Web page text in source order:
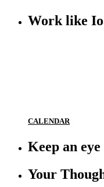
Work like
CALENDAR
Keep an eye
Your